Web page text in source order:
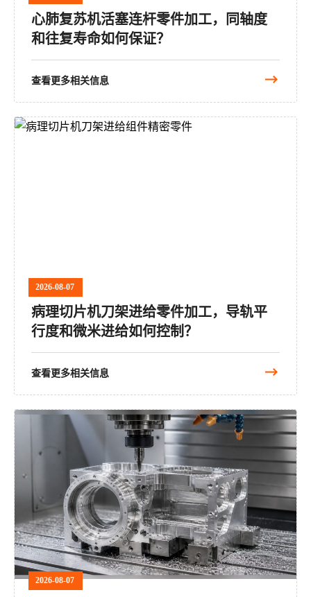
心肺复苏机活塞连杆零件加工，同轴度
和往复寿命如何保证？
查看更多相关信息
2026-08-07
病理切片机刀架进给零件加工，导轨平
行度和微米进给如何控制？
查看更多相关信息
2026-08-07